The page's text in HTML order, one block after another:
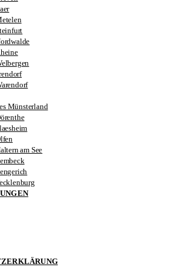
Münsterland
am See